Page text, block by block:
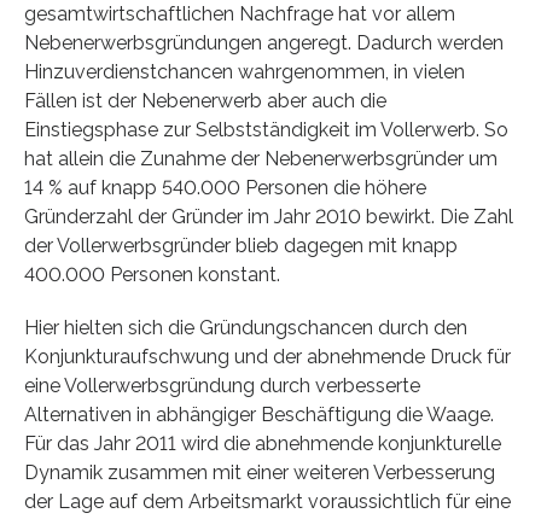
gesamtwirtschaftlichen Nachfrage hat vor allem
Nebenerwerbsgründungen angeregt. Dadurch werden
Hinzuverdienstchancen wahrgenommen, in vielen
Fällen ist der Nebenerwerb aber auch die
Einstiegsphase zur Selbstständigkeit im Vollerwerb. So
hat allein die Zunahme der Nebenerwerbsgründer um
14 % auf knapp 540.000 Personen die höhere
Gründerzahl der Gründer im Jahr 2010 bewirkt. Die Zahl
der Vollerwerbsgründer blieb dagegen mit knapp
400.000 Personen konstant.
Hier hielten sich die Gründungschancen durch den
Konjunkturaufschwung und der abnehmende Druck für
eine Vollerwerbsgründung durch verbesserte
Alternativen in abhängiger Beschäftigung die Waage.
Für das Jahr 2011 wird die abnehmende konjunkturelle
Dynamik zusammen mit einer weiteren Verbesserung
der Lage auf dem Arbeitsmarkt voraussichtlich für eine